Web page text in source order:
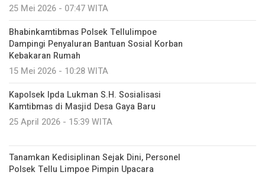
25 Mei 2026 - 07:47 WITA
Bhabinkamtibmas Polsek Tellulimpoe
Dampingi Penyaluran Bantuan Sosial Korban
Kebakaran Rumah
15 Mei 2026 - 10:28 WITA
Kapolsek Ipda Lukman S.H. Sosialisasi
Kamtibmas di Masjid Desa Gaya Baru
25 April 2026 - 15:39 WITA
Tanamkan Kedisiplinan Sejak Dini, Personel
Polsek Tellu Limpoe Pimpin Upacara